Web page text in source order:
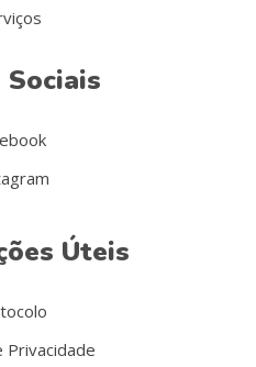
Sociais
Úteis
Privacidade